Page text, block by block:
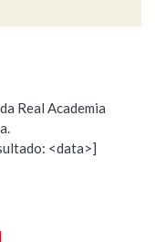
Real Academia
<data>]